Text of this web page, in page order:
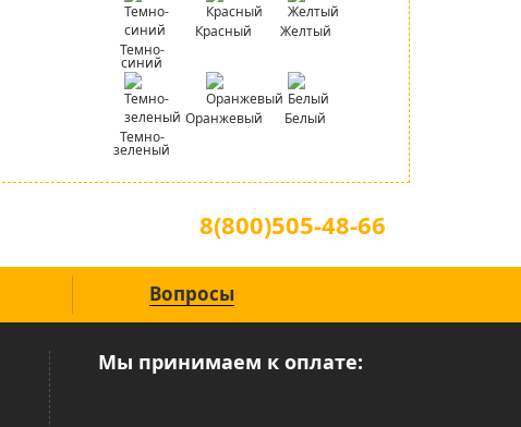
Темно-
синий
Красный Желтый
Темно-
зеленый
Оранжевый Белый
8(800)505-48-66
Вопросы
Мы принимаем к оплате: